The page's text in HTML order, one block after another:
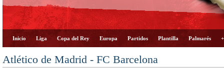
Inicio Liga Copa del Rey Europa Partidos Plantilla Palmarés
Atlético de Madrid - FC Barcelona